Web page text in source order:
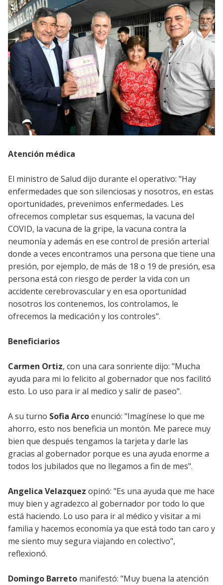
Atención médica
El ministro de Salud dijo durante el operativo: "Hay
enfermedades que son silenciosas y nosotros, en estas
oportunidades, prevenimos enfermedades. Les
ofrecemos completar sus esquemas, la vacuna del
COVID, la vacuna de la gripe, la vacuna contra la
neumonía y además en ese control de presión arterial
donde a veces encontramos una persona que tiene una
presión, por ejemplo, de más de 18 o 19 de presión, esa
persona está con riesgo de perder la vida con un
accidente cerebrovascular y en esa oportunidad
nosotros los contenemos, los controlamos, le
ofrecemos la medicación y los controles".
Beneficiarios
Carmen Ortiz, con una cara sonriente dijo: "Mucha
ayuda para mi lo felicito al gobernador que nos facilitó
esto. Lo uso para ir al medico y salir de paseo".
A su turno Sofia Arcoenunció: "Imagínese lo que me
ahorro, esto nos beneficia un montón. Me parece muy
bien que después tengamos la tarjeta y darle las
gracias al gobernador porque es una ayuda enorme a
todos los jubilados que no llegamos a fin de mes".
Angelica Velazquez opinó: "Es una ayuda que me hace
muy bien y agradezco al gobernador por todo lo que
está haciendo. Lo uso para ir al médico y visitar a mi
familia y hacemos economía ya que está todo tan caro y
me siento muy segura viajando en colectivo",
reflexionó.
Domingo Barreto manifestó: "Muy buena la atención